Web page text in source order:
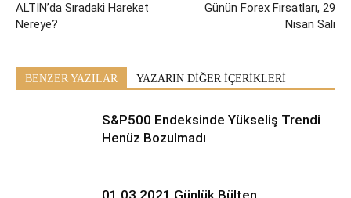
ALTIN’da Sıradaki Hareket
Nereye?
Günün Forex Fırsatları, 29
Nisan Salı
BENZER YAZILAR YAZARIN DİĞER İÇERİKLERİ
S&P500 Endeksinde Yükseliş Trendi
Henüz Bozulmadı